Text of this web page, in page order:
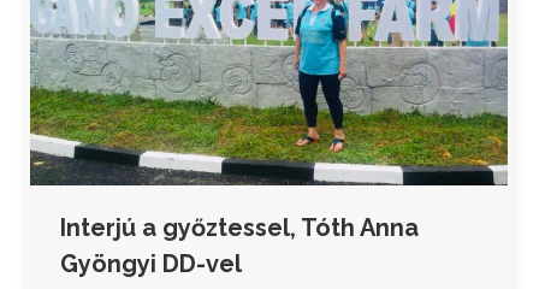
Interjú a győztessel, Tóth Anna
Gyöngyi DD-vel